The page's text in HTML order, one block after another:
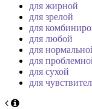
для жирной
для зрелой
для
для любой
для
для
для сухой
для